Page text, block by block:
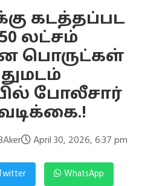
கடத்தப்பட
லட்சம்
பொருட்கள்
போலீசார்
April 30, 2026, 6:37 pm
WhatsApp